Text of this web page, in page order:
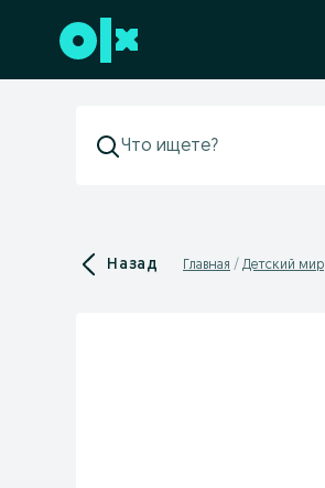
Перейти к нижнему колонтитулу
Назад Главная Детский мир